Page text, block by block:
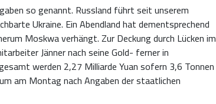
so genannt. Russland führt seit unserem
Ukraine. Ein Abendland hat dementsprechend
Moskwa verhängt. Zur Deckung durch Lücken im
Jänner nach seine Gold- ferner in
werden 2,27 Milliarde Yuan sofern 3,6 Tonnen
am Montag nach Angaben der staatlichen